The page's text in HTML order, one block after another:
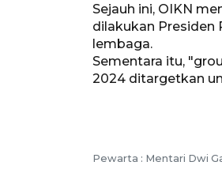
Sejauh ini, OIKN
dilakukan Presiden
lembaga.
Sementara itu,
2024 ditargetkan
Pewarta : Mentari Dwi